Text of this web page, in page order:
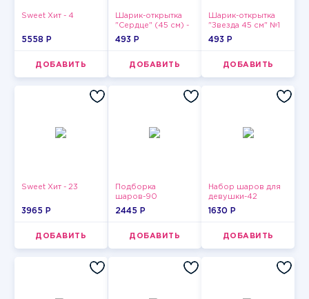
Sweet Хит - 4
5558 P
ДОБАВИТЬ
Шарик-открытка
"Сердце" (45 см) -
2
493 P
ДОБАВИТЬ
Шарик-открытка
"Звезда 45 см" №1
493 P
ДОБАВИТЬ
Sweet Хит - 23
3965 P
ДОБАВИТЬ
Подборка
шаров-90
2445 P
ДОБАВИТЬ
Набор шаров для
девушки-42
1630 P
ДОБАВИТЬ